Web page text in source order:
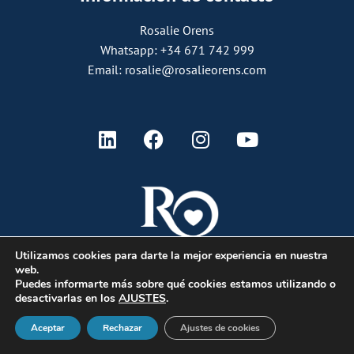
Rosalie Orens
Whatsapp: +34 671 742 999
Email: rosalie@rosalieorens.com
Utilizamos cookies para darte la mejor experiencia en nuestra
web.
Puedes informarte más sobre qué cookies estamos utilizando o
desactivarlas en los AJUSTES.
Aceptar Rechazar Ajustes de cookies